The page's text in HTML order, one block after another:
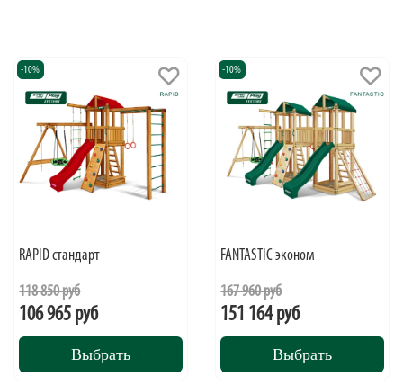
-10%
RAPID стандарт
118 850 руб
106 965 руб
Выбрать
-10%
FANTASTIC эконом
167 960 руб
151 164 руб
Выбрать